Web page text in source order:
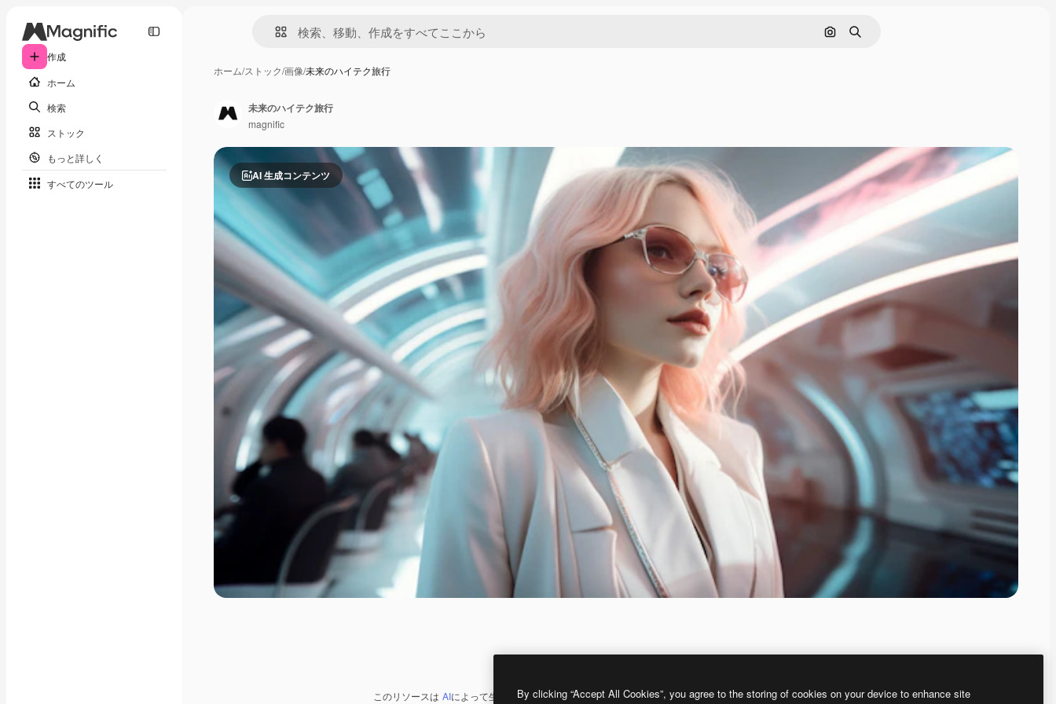
作成
ホーム
検索
ストック
もっと詳しく
すべてのツール
画像で検索
検索
ホーム/ストック/画像/未来のハイテク旅行
AI 生成コンテンツ
このリソースは AIによって生成されたものです。 AI画像生成ツールを使うと、あなた独自の画像を作成できます。
未来のハイテク旅行
magnific
By clicking “Accept All Cookies”, you agree to the storing of cookies on your device to enhance site